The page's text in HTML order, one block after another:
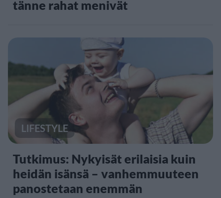
tänne rahat menivät
LIFESTYLE
Tutkimus: Nykyisät erilaisia kuin
heidän isänsä – vanhemmuuteen
panostetaan enemmän